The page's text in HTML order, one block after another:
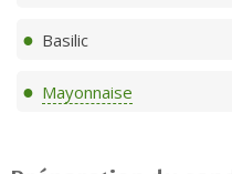
Basilic
Mayonnaise